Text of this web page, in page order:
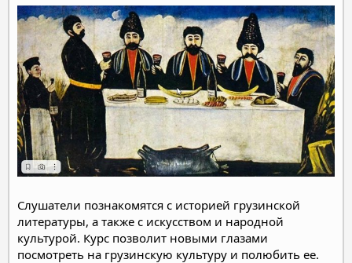
Слушатели познакомятся с историей грузинской
литературы, а также с искусством и народной
культурой. Курс позволит новыми глазами
посмотреть на грузинскую культуру и полюбить ее.